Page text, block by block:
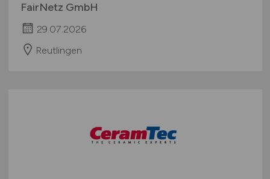
FairNetz GmbH
29.07.2026
Reutlingen